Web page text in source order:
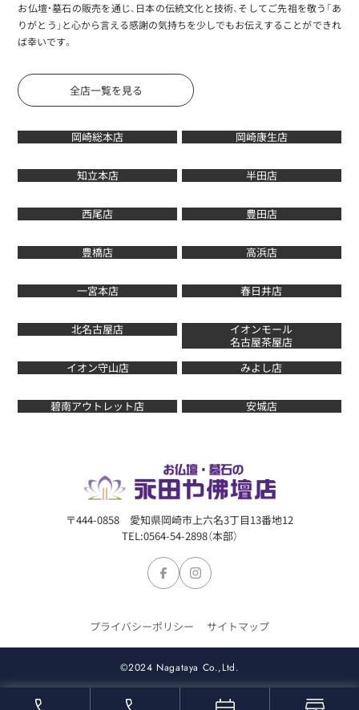
お仏壇・墓石の販売を通じ、日本の伝統文化と技術、そしてご先祖を敬う「あ
りがとう」と心から言える感謝の気持ちを少しでもお伝えすることができれ
ば幸いです。
全店一覧を見る
岡崎総本店 岡崎康生店
知立本店 半田店
西尾店 豊田店
豊橋店 高浜店
一宮本店 春日井店
北名古屋店
イオンモール
名古屋茶屋店
イオン守山店
みよし店
碧南アウトレット店 安城店
〒444-0858 愛知県岡崎市上六名3丁目13番地12
TEL:0564-54-2898（本部）
プライバシーポリシー サイトマップ
©2024 Nagataya Co.,Ltd.